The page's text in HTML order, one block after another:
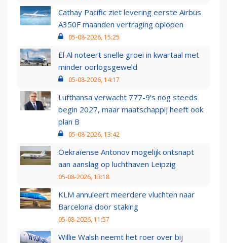
Cathay Pacific ziet levering eerste Airbus
A350F maanden vertraging oplopen
05-08-2026, 15:25
El Al noteert snelle groei in kwartaal met
minder oorlogsgeweld
05-08-2026, 14:17
Lufthansa verwacht 777-9’s nog steeds
begin 2027, maar maatschappij heeft ook
plan B
05-08-2026, 13:42
Oekraïense Antonov mogelijk ontsnapt
aan aanslag op luchthaven Leipzig
05-08-2026, 13:18
KLM annuleert meerdere vluchten naar
Barcelona door staking
05-08-2026, 11:57
Willie Walsh neemt het roer over bij